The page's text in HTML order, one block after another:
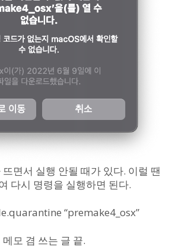
면서 실행 안될 때가 있다. 이럴 땐
다시 명령을 실행하면 된다.
“premake4_osx”
모 겸 쓰는 글 끝.